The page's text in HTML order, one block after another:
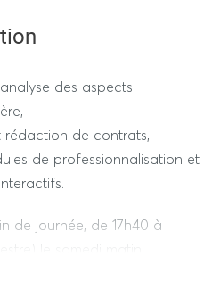
law.
est rédigé.
des aspects
rédaction de contrats,
de professionnalisation et
de journée, de 17h40 à
le samedi matin.